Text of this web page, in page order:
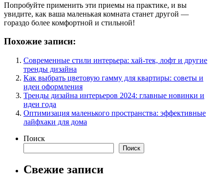
Попробуйте применить эти приемы на практике, и вы
увидите, как ваша маленькая комната станет другой —
гораздо более комфортной и стильной!
Похожие записи:
Современные стили интерьера: хай-тек, лофт и другие
тренды дизайна
Как выбрать цветовую гамму для квартиры: советы и
идеи оформления
Тренды дизайна интерьеров 2024: главные новинки и
идеи года
Оптимизация маленького пространства: эффективные
лайфхаки для дома
Поиск
Поиск
Свежие записи